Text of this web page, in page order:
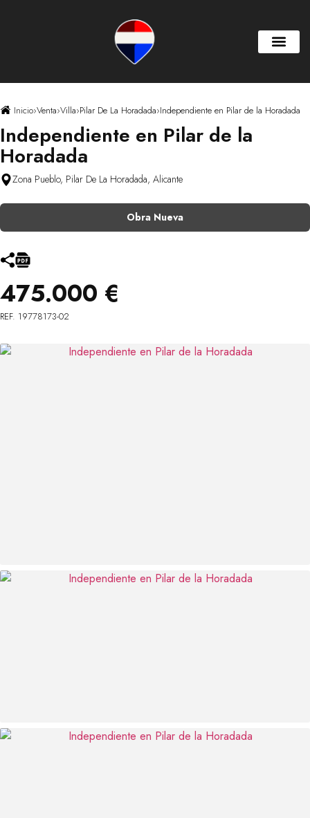
Inicio›Venta›Villa›Pilar De La Horadada›Independiente en Pilar de la Horadada
Independiente en Pilar de la
Horadada
Zona Pueblo, Pilar De La Horadada, Alicante
Obra Nueva
475.000 €
REF. 19778173-02